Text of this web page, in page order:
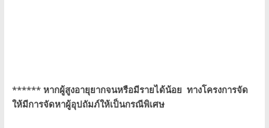
****** หากผู้สูงอายุยากจนหรือมีรายได้น้อย ทางโครงการจัด
ให้มีการจัดหาผู้อุปถัมภ์ให้เป็นกรณีพิเศษ